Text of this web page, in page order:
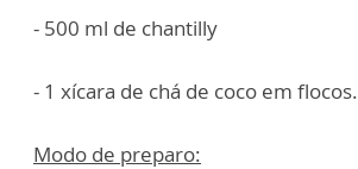
- 500 ml de chantilly
- 1 xícara de chá de coco em flocos.
Modo de preparo: